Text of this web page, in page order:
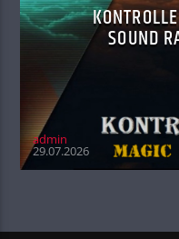
SOUND
admin
29.07.2026